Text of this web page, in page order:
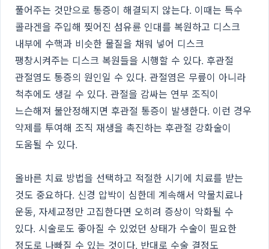
풀어주는 것만으로 통증이 해결되지 않는다. 이때는 특수
콜라겐을 주입해 찢어진 섬유륜 인대를 복원하고 디스크
내부에 수핵과 비슷한 물질을 채워 넣어 디스크
팽창시켜주는 디스크 복원들을 시행할 수 있다. 후관절
관절염도 통증의 원인일 수 있다. 관절염은 무릎이 아니라
척추에도 생길 수 있다. 관절을 감싸는 연부 조직이
느슨해져 불안정해지면 후관절 통증이 발생한다. 이런 경우
약제를 투여해 조직 재생을 촉진하는 후관절 강화술이
도움될 수 있다.
올바른 치료 방법을 선택하고 적절한 시기에 치료를 받는
것도 중요하다. 신경 압박이 심한데 계속해서 약물치료나
운동, 자세교정만 고집한다면 오히려 증상이 악화될 수
있다. 시술로도 좋아질 수 있었던 상태가 수술이 필요한
정도로 나빠질 수 있는 것이다. 반대로 수술 결정도